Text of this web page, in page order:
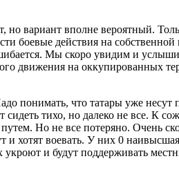
но вариант вполне вероятный.
боевые действия на
Мы скоро увидим и
движения на оккупированных
понимать, что татары уже
тихо, но далеко не все. К
Но не все потеряно. Очень
и хотят воевать. У них 0
и будут поддерживать